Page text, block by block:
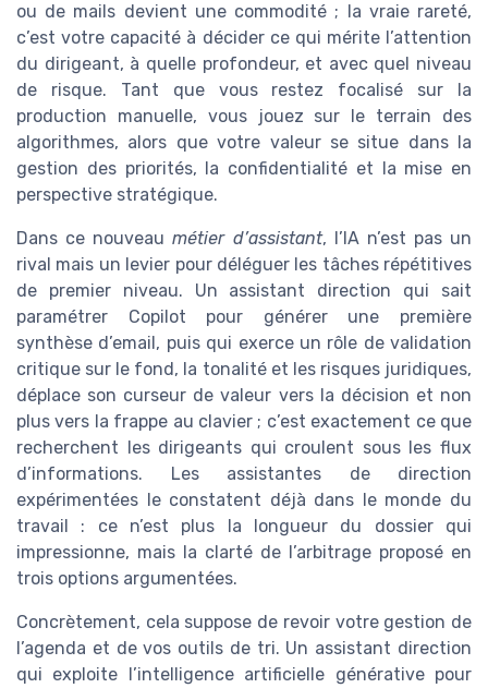
ou de mails devient une commodité ; la vraie rareté,
c’est votre capacité à décider ce qui mérite l’attention
du dirigeant, à quelle profondeur, et avec quel niveau
de risque. Tant que vous restez focalisé sur la
production manuelle, vous jouez sur le terrain des
algorithmes, alors que votre valeur se situe dans la
gestion des priorités, la confidentialité et la mise en
perspective stratégique.
Dans ce nouveaumétier d’assistant, l’IA n’est pas un
rival mais un levier pour déléguer les tâches répétitives
de premier niveau. Un assistant direction qui sait
paramétrer Copilot pour générer une première
synthèse d’email, puis qui exerce un rôle de validation
critique sur le fond, la tonalité et les risques juridiques,
déplace son curseur de valeur vers la décision et non
plus vers la frappe au clavier ; c’est exactement ce que
recherchent les dirigeants qui croulent sous les flux
d’informations. Les assistantes de direction
expérimentées le constatent déjà dans le monde du
travail : ce n’est plus la longueur du dossier qui
impressionne, mais la clarté de l’arbitrage proposé en
trois options argumentées.
Concrètement, cela suppose de revoir votre gestion de
l’agenda et de vos outils de tri. Un assistant direction
qui exploite l’intelligence artificielle générative pour